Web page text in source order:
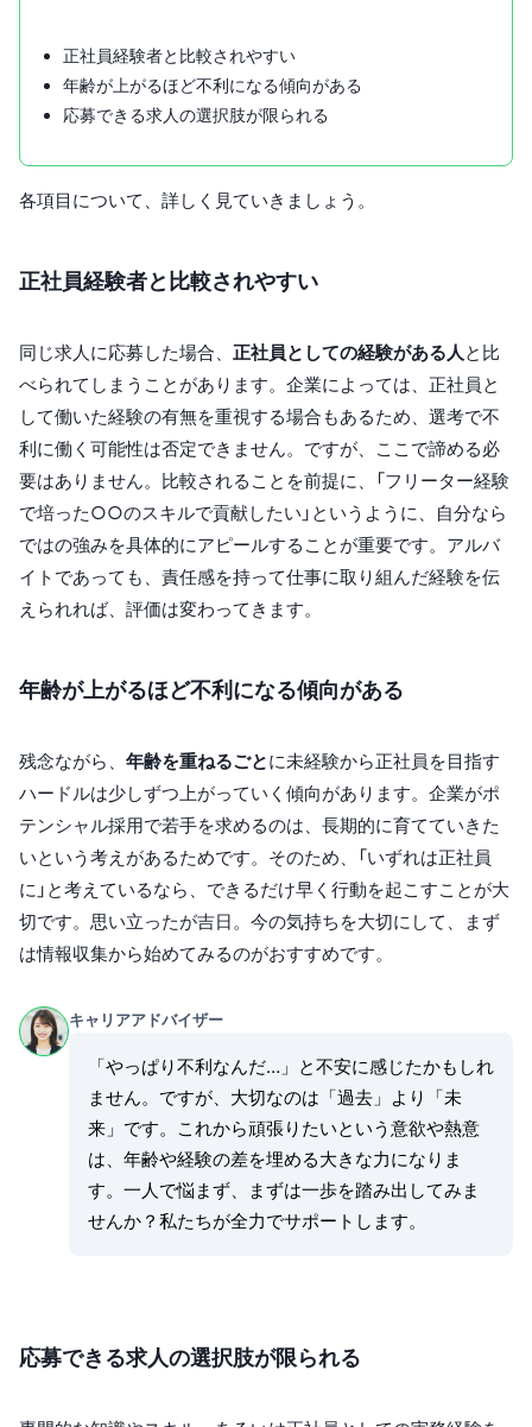
正社員経験者と比較されやすい
年齢が上がるほど不利になる傾向がある
応募できる求人の選択肢が限られる
各項目について、詳しく見ていきましょう。
正社員経験者と比較されやすい
同じ求人に応募した場合、 正社員としての経験がある人と比
べられてしまうことがあります。企業によっては、正社員と
して働いた経験の有無を重視する場合もあるため、選考で不
利に働く可能性は否定できません。ですが、ここで諦める必
要はありません。比較されることを前提に、「フリーター経験
で培った○○のスキルで貢献したい」というように、自分なら
ではの強みを具体的にアピールすることが重要です。アルバ
イトであっても、責任感を持って仕事に取り組んだ経験を伝
えられれば、評価は変わってきます。
年齢が上がるほど不利になる傾向がある
残念ながら、 年齢を重ねるごとに未経験から正社員を目指す
ハードルは少しずつ上がっていく傾向があります。企業がポ
テンシャル採用で若手を求めるのは、長期的に育てていきた
いという考えがあるためです。そのため、「いずれは正社員
に」と考えているなら、できるだけ早く行動を起こすことが大
切です。思い立ったが吉日。今の気持ちを大切にして、まず
は情報収集から始めてみるのがおすすめです。
キャリアアドバイザー
「やっぱり不利なんだ…」と不安に感じたかもしれ
ません。ですが、大切なのは「過去」より「未
来」です。これから頑張りたいという意欲や熱意
は、年齢や経験の差を埋める大きな力になりま
す。一人で悩まず、まずは一歩を踏み出してみま
せんか？私たちが全力でサポートします。
応募できる求人の選択肢が限られる